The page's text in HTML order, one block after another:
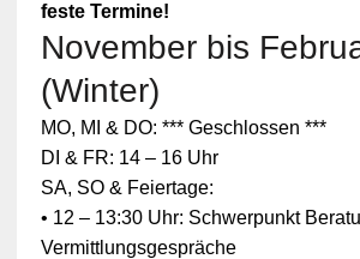
feste Termine!
November bis
(Winter)
MO, MI & DO: *** Geschlossen ***
DI & FR: 14 – 16 Uhr
SA, SO & Feiertage:
• 12 – 13:30 Uhr: Schwerpunkt
Vermittlungsgespräche